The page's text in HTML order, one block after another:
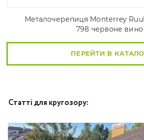
Металочерепиця Моntеrrey
798 червоне вино
ПЕРЕЙТИ В
Статті для кругозору: